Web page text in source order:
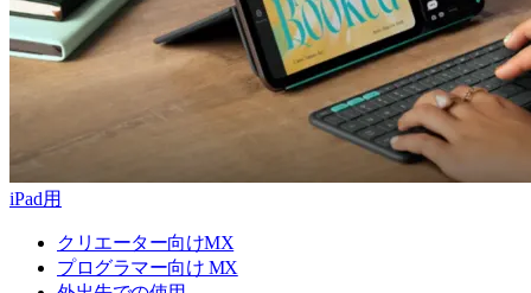
iPad用
クリエーター向けMX
プログラマー向け MX